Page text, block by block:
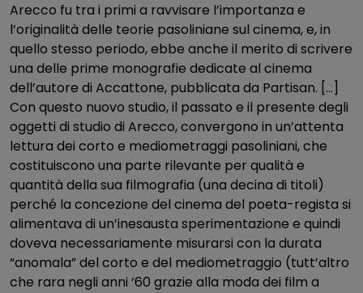
Arecco fu tra i primi a ravvisare l’importanza e
l’originalità delle teorie pasoliniane sul cinema, e, in
quello stesso periodo, ebbe anche il merito di scrivere
una delle prime monografie dedicate al cinema
dell’autore di Accattone, pubblicata da Partisan. […]
Con questo nuovo studio, il passato e il presente degli
oggetti di studio di Arecco, convergono in un’attenta
lettura dei corto e mediometraggi pasoliniani, che
costituiscono una parte rilevante per qualità e
quantità della sua filmografia (una decina di titoli)
perché la concezione del cinema del poeta-regista si
alimentava di un’inesausta sperimentazione e quindi
doveva necessariamente misurarsi con la durata
“anomala” del corto e del mediometraggio (tutt’altro
che rara negli anni ‘60 grazie alla moda dei film a